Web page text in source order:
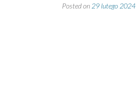
Posted on 29 lutego 2024